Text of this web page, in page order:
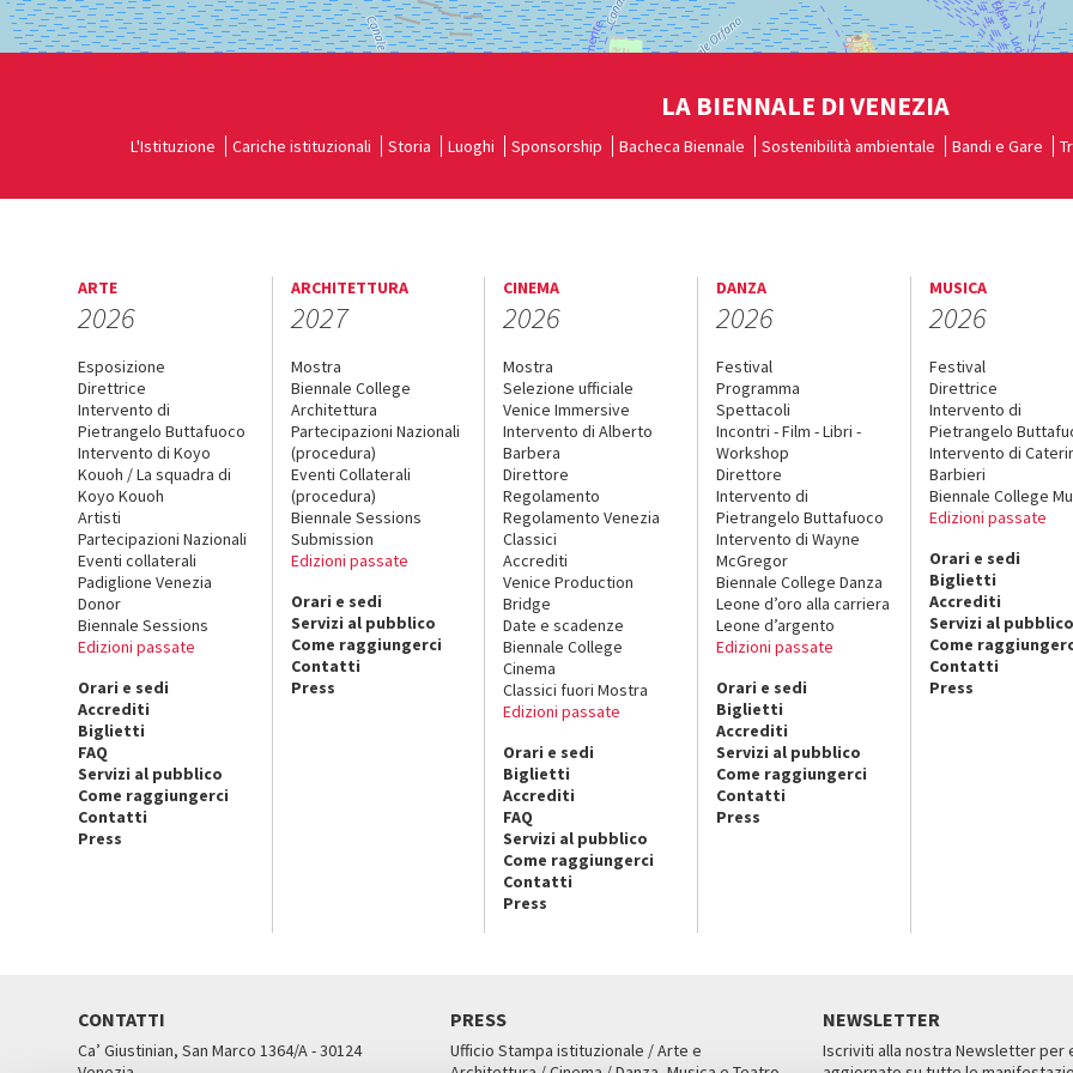
LA BIENNALE DI VENEZIA
L'Istituzione Cariche istituzionali Storia Luoghi Sponsorship Bacheca Biennale Sostenibilità ambientale Bandi e Gare
ARTE
2026
Esposizione
Direttrice
Intervento di
Pietrangelo Buttafuoco
Intervento di Koyo
Kouoh / La squadra di
Koyo Kouoh
Artisti
Partecipazioni Nazionali
Eventi collaterali
Padiglione Venezia
Donor
Biennale Sessions
Edizioni passate
Orari e sedi
Accrediti
Biglietti
FAQ
Servizi al pubblico
Come raggiungerci
Contatti
Press
ARCHITETTURA
2027
Mostra
Biennale College
Architettura
Partecipazioni Nazionali
(procedura)
Eventi Collaterali
(procedura)
Biennale Sessions
Submission
Edizioni passate
Orari e sedi
Servizi al pubblico
Come raggiungerci
Contatti
Press
CINEMA
2026
Mostra
Selezione ufficiale
Venice Immersive
Intervento di Alberto
Barbera
Direttore
Regolamento
Regolamento Venezia
Classici
Accrediti
Venice Production
Bridge
Date e scadenze
Biennale College
Cinema
Classici fuori Mostra
Edizioni passate
Orari e sedi
Biglietti
Accrediti
FAQ
Servizi al pubblico
Come raggiungerci
Contatti
Press
DANZA
2026
Festival
Programma
Spettacoli
Incontri - Film - Libri -
Workshop
Direttore
Intervento di
Pietrangelo Buttafuoco
Intervento di Wayne
McGregor
Biennale College Danza
Leone d’oro alla carriera
Leone d’argento
Edizioni passate
Orari e sedi
Biglietti
Accrediti
Servizi al pubblico
Come raggiungerci
Contatti
Press
MUSICA
2026
Festival
Direttrice
Intervento di
Pietrangelo
Intervento di
Barbieri
Biennale College
Edizioni passate
Orari e sedi
Biglietti
Accrediti
Servizi al pubblico
Come
Contatti
Press
CONTATTI
Ca’ Giustinian, San Marco 1364/A - 30124
PRESS
Ufficio Stampa istituzionale / Arte e
NEWSLETTER
Iscriviti alla nostra Newsletter per